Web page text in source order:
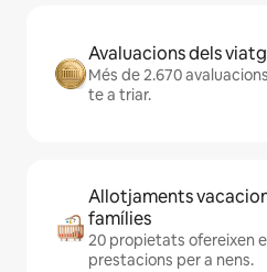
Avaluacions dels
Més de 2.670
te a triar.
Allotjaments
famílies
20 propietats ofereixen
prestacions per a nens.